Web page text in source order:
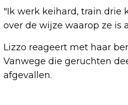
"Ik werk keihard, train drie
over de wijze waarop ze is
Lizzo reageert met haar
Vanwege die geruchten
afgevallen.